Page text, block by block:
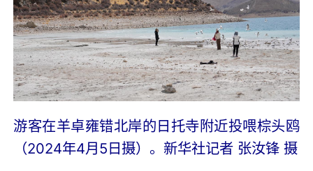
游客在羊卓雍错北岸的日托寺附近投喂棕头鸥
（2024年4月5日摄）。新华社记者 张汝锋 摄